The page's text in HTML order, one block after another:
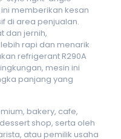
memberikan kesan
di area penjualan.
dan jernih,
rapi dan menarik
refrigerant R290A
mesin ini
panjang yang
bakery, cafe,
shop, serta oleh
atau pemilik usaha